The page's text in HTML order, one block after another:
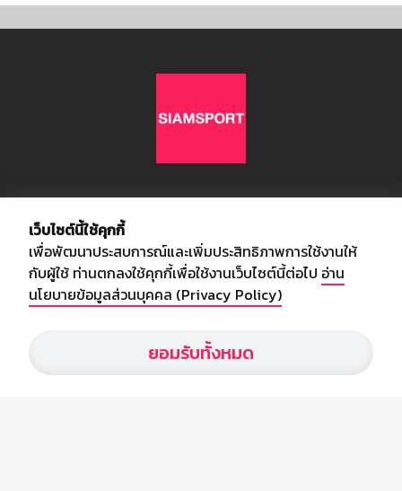
อัพเดทข่าวสารวงการกีฬา ฟุตบอล ผลบอล ผลฟุตบอลทั่วโลก ฟรีเมียร์
ลีก ไทยลีก ฟุตบอลโลก ยูฟ่าแซมเปี้ยนส์ลีก พร้อมทั้งวิเคราะห์บอล จาก
สยามกีฬา สตาร์ชอคเก้อร์ สปอร์ตพูล
เว็บไซต์นี้ใช้คุกกี้
เพื่อพัฒนาประสบการณ์และเพิ่มประสิทธิภาพการใช้งานให้
กับผู้ใช้ ท่านตกลงใช้คุกกี้เพื่อใช้งานเว็บไซต์นี้ต่อไป อ่าน
นโยบายข้อมูลส่วนบุคคล (Privacy Policy)
ยอมรับทั้งหมด